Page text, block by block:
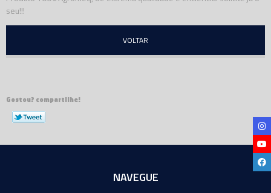
seu!!!
VOLTAR
Gostou? compartilhe!
NAVEGUE